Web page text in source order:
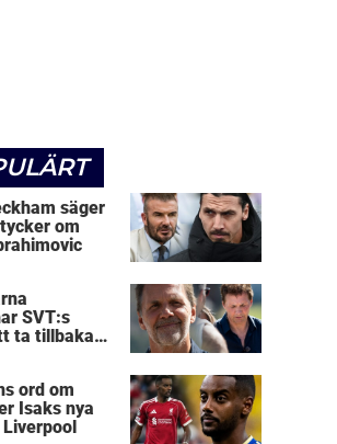
säger
om
SVT:s
ta tillbaka
ord om
Isaks nya